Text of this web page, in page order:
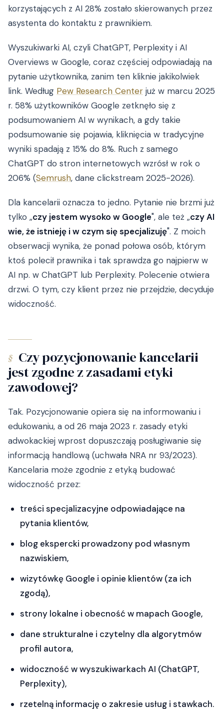
korzystających z AI 28% zostało skierowanych przez
asystenta do kontaktu z prawnikiem.
Wyszukiwarki AI, czyli ChatGPT, Perplexity i AI
Overviews w Google, coraz częściej odpowiadają na
pytanie użytkownika, zanim ten kliknie jakikolwiek
link. Według Pew Research Center już w marcu 2025
r. 58% użytkowników Google zetknęło się z
podsumowaniem AI w wynikach, a gdy takie
podsumowanie się pojawia, kliknięcia w tradycyjne
wyniki spadają z 15% do 8%. Ruch z samego
ChatGPT do stron internetowych wzrósł w rok o
206% (Semrush, dane clickstream 2025-2026).
Dla kancelarii oznacza to jedno. Pytanie nie brzmi już
tylko „czy jestem wysoko w Google", ale też „czy AI
wie, że istnieję i w czym się specjalizuję". Z moich
obserwacji wynika, że ponad połowa osób, którym
ktoś polecił prawnika i tak sprawdza go najpierw w
AI np. w ChatGPT lub Perplexity. Polecenie otwiera
drzwi. O tym, czy klient przez nie przejdzie, decyduje
widoczność.
§ Czy pozycjonowanie kancelarii
jest zgodne z zasadami etyki
zawodowej?
Tak. Pozycjonowanie opiera się na informowaniu i
edukowaniu, a od 26 maja 2023 r. zasady etyki
adwokackiej wprost dopuszczają posługiwanie się
informacją handlową (uchwała NRA nr 93/2023).
Kancelaria może zgodnie z etyką budować
widoczność przez:
treści specjalizacyjne odpowiadające na
pytania klientów,
blog ekspercki prowadzony pod własnym
nazwiskiem,
wizytówkę Google i opinie klientów (za ich
zgodą),
strony lokalne i obecność w mapach Google,
dane strukturalne i czytelny dla algorytmów
profil autora,
widoczność w wyszukiwarkach AI (ChatGPT,
Perplexity),
rzetelną informację o zakresie usług i stawkach.